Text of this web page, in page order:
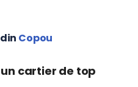
Copou
cartier de top